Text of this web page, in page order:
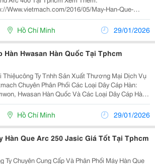
Www.vietmach.com/2016/05/May-Han-Que-
- Trang Bị Đồng Hồ Điện Tử Hiển
Cường Độ Dòng Hàn.- Máy Có Các Chức Năng Hàn
- Kích Cỡ
Hồ Chí Minh 29/01/2026
Hàn Hwasan Hàn Quốc Tại Tphcm
Thiệucông Ty Tnhh Sản Xuất Thương Mại Dịch Vụ
Chuyên Phân Phối Các Loại Dây Cáp Hàn:
Hwasan Hàn Quốc Và Các Loại Dây Cáp Hàn
Cáp Hàn Hwasan
Dụng Dây Cáp Hàn Hwasan
Hồ Chí Minh 29/01/2026
Hàn Que Arc 250 Jasic Giá Tốt Tại Tphcm
Ty Chuyên Cung Cấp Và Phân Phối Máy Hàn Que